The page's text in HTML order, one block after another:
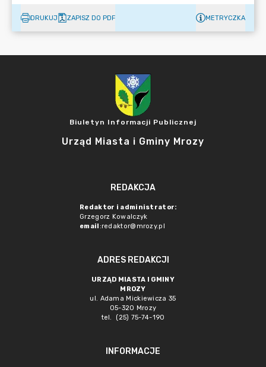
DRUKUJ ZAPISZ DO PDF METRYCZKA
Biuletyn Informacji Publicznej
Urząd Miasta i Gminy Mrozy
REDAKCJA
Redaktor i administrator:
Grzegorz Kowalczyk
email :redaktor@mrozy.pl
ADRES REDAKCJI
URZĄD MIASTA I GMINY
MROZY
ul. Adama Mickiewicza 35
05-320 Mrozy
tel. (25) 75-74-190
INFORMACJE